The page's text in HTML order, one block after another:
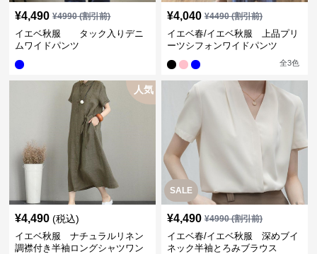
¥4,490 ¥4990(割引前)
イエベ秋服 タック入りデニ
ムワイドパンツ
¥4,040 ¥4490(割引前)
イエベ春/イエベ秋服 上品プリ
ーツシフォンワイドパンツ
全3色
人気
¥4,490 (税込)
イエベ秋服 ナチュラルリネン
調襟付き半袖ロングシャツワン
SALE
¥4,490 ¥4990(割引前)
イエベ春/イエベ秋服 深めブイ
ネック半袖とろみブラウス